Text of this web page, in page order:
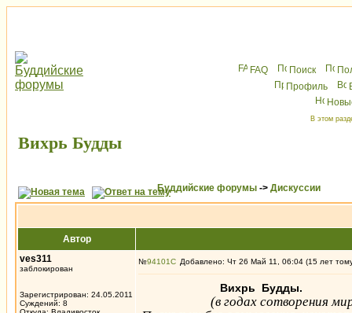
FAQ Поиск
Профиль
В этом
Вихрь Будды
Буддийские форумы -> Дискуссии
Автор
ves311
заблокирован
Зарегистрирован: 24.05.2011
Суждений: 8
№94101 Добавлено: Чт 26 Май 11, 06:04 (15 лет
Вихрь Будды.
(в годах сотворения